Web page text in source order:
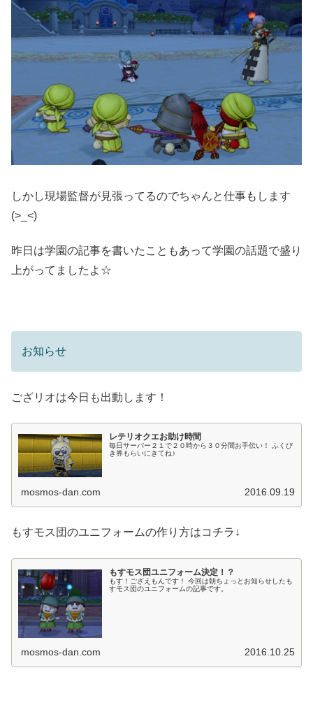
しかし現場監督が見張ってるのでちゃんと仕事もします
(>_<)
昨日は学園の記事を書いたこともあって学園の話題で盛り
上がってましたよ☆
お知らせ
ござリオは今日も出動します！
レテリオクエお助け時間
毎日サーバー２１で２０時から３０分間お手伝い！ ふくび
き券もらいにきてね♪
mosmos-dan.com 2016.09.19
もすモス団のユニフォームの作り方はコチラ↓
もすモス団ユニフォーム決定！？
もす！ござえもんです！ 今回は朝ちょっとお知らせしたも
すモス団のユニフォームの記事です。
mosmos-dan.com 2016.10.25